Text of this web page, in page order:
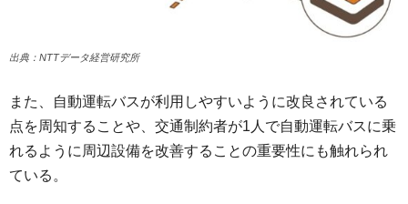
出典：NTTデータ経営研究所
また、自動運転バスが利用しやすいように改良されている
点を周知することや、交通制約者が1人で自動運転バスに乗
れるように周辺設備を改善することの重要性にも触れられ
ている。